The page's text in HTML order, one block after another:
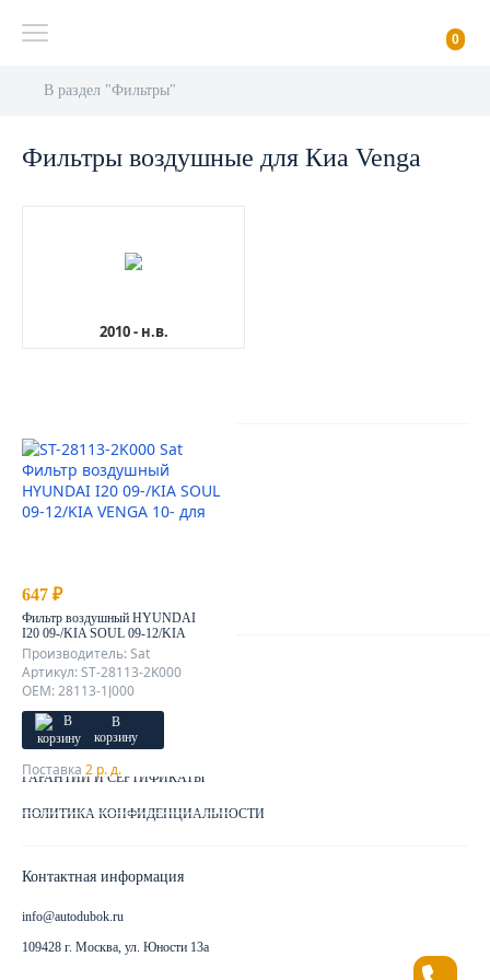
0
В раздел "Фильтры"
Фильтры воздушные для Киа Venga
2010 - н.в.
647 ₽
Фильтр воздушный HYUNDAI
I20 09-/KIA SOUL 09-12/KIA
VENGA 10-
Производитель: Sat
Артикул: ST-28113-2K000
OEM: 28113-1J000
В
корзину
Поставка 2 р. д.
AutoDubok
О КОМПАНИИ
КАРТА САЙТА
Клиентам
КАК ОПЛАТИТЬ ЗАКАЗ
ГАРАНТИИ И СЕРТИФИКАТЫ
ПОЛИТИКА КОНФИДЕНЦИАЛЬНОСТИ
Контактная информация
info@autodubok.ru
109428 г. Москва, ул. Юности 13а